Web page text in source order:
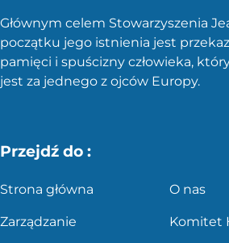
Głównym celem Stowarzyszenia
początku jego istnienia jest
pamięci i spuścizny człowieka,
jest za jednego z ojców Europy.
Przejdź do :
Strona główna O nas
Zarządzanie Komitet